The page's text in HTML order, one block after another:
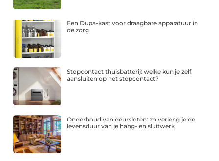
Een Dupa-kast voor draagbare apparatuur in
de zorg
Stopcontact thuisbatterij: welke kun je zelf
aansluiten op het stopcontact?
Onderhoud van deursloten: zo verleng je de
levensduur van je hang- en sluitwerk